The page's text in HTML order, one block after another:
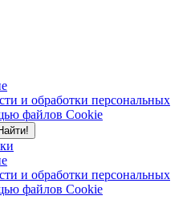
и обработки персональных
файлов Cookie
и обработки персональных
файлов Cookie